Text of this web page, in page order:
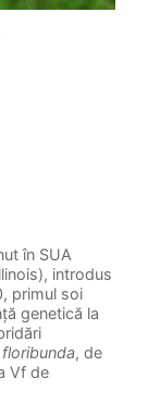
în SUA
introdus
primul soi
genetică la
, de
Vf de